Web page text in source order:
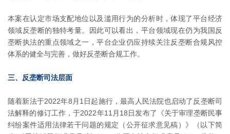
本案在认定市场支配地位以及滥用行为的分析时，体现了平台经济
领域反垄断的独特考量。因此可以看出，平台领域现在仍为我国反
垄断执法的重点领域之一，平台企业仍应持续关注反垄断合规风控
体系的健全与完善，做好反垄断合规工作。
三、反垄断司法层面
随着新法于2022年8月1日起施行，最高人民法院也启动了反垄断司
法解释的修订工作，于2022年11月18日发布了《关于审理垄断民事
纠纷案件适用法律若干问题的规定（公开征求意见稿）》（以下简